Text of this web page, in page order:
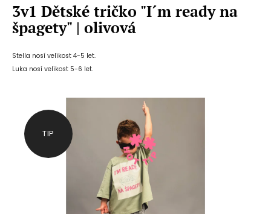
3v1 Dětské tričko "I´m ready na
špagety" | olivová
Stella nosí velikost 4-5 let.
Luka nosí velikost 5-6 let.
TIP